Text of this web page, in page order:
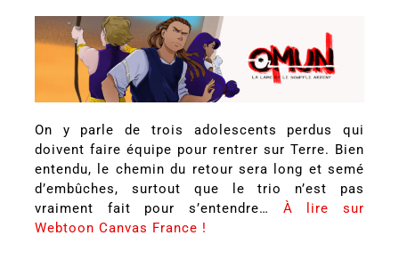
On y parle de trois adolescents perdus qui
doivent faire équipe pour rentrer sur Terre. Bien
entendu, le chemin du retour sera long et semé
d’embûches, surtout que le trio n’est pas
vraiment fait pour s’entendre… À lire sur
Webtoon Canvas France !